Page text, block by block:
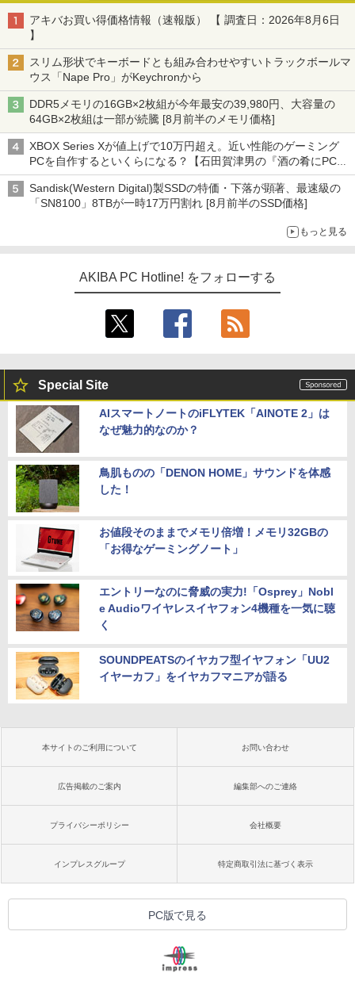
アキバお買い得価格情報（速報版） 【 調査日：2026年8月6日
】
スリム形状でキーボードとも組み合わせやすいトラックボールマ
ウス「Nape Pro」がKeychronから
DDR5メモリの16GB×2枚組が今年最安の39,980円、大容量の
64GB×2枚組は一部が続騰 [8月前半のメモリ価格]
XBOX Series Xが値上げで10万円超え。近い性能のゲーミング
PCを自作するといくらになる？【石田賀津男の『酒の肴にPCゲ
ーム』】
Sandisk(Western Digital)製SSDの特価・下落が顕著、最速級の
「SN8100」8TBが一時17万円割れ [8月前半のSSD価格]
もっと見る
AKIBA PC Hotline! をフォローする
Special Site
AIスマートノートのiFLYTEK「AINOTE 2」は
なぜ魅力的なのか？
鳥肌ものの「DENON HOME」サウンドを体感
した！
お値段そのままでメモリ倍増！メモリ32GBの
「お得なゲーミングノート」
エントリーなのに脅威の実力!「Osprey」Nobl
e Audioワイヤレスイヤフォン4機種を一気に聴
く
SOUNDPEATSのイヤカフ型イヤフォン「UU2
イヤーカフ」をイヤカフマニアが語る
本サイトのご利用について お問い合わせ
広告掲載のご案内 編集部へのご連絡
プライバシーポリシー 会社概要
インプレスグループ 特定商取引法に基づく表示
PC版で見る